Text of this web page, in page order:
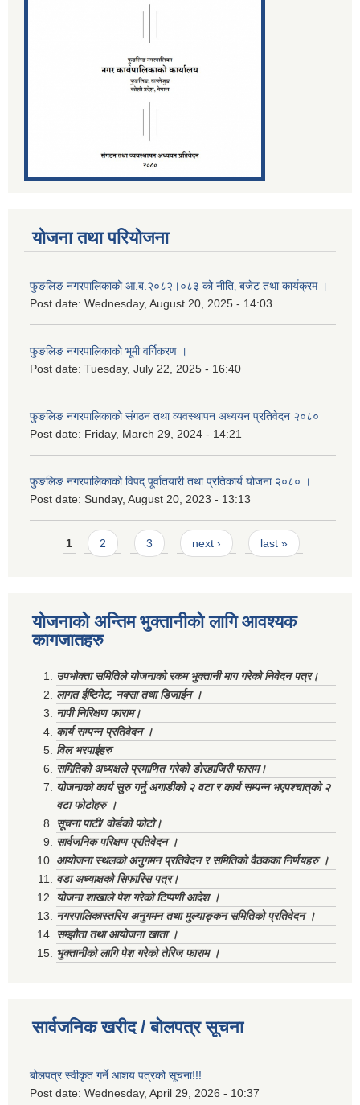
योजना तथा परियोजना
फुङलिङ नगरपालिकाको आ.ब.२०८२।०८३ को नीति‚ बजेट तथा कार्यक्रम ।
Post date: Wednesday, August 20, 2025 - 14:03
फुङलिङ नगरपालिकाको भूमी वर्गिकरण ।
Post date: Tuesday, July 22, 2025 - 16:40
फुङलिङ नगरपालिकाको संगठन तथा व्यवस्थापन अध्ययन प्रतिवेदन २०८०
Post date: Friday, March 29, 2024 - 14:21
फुङलिङ नगरपालिकाको विपद् पूर्वातयारी तथा प्रतिकार्य योजना २०८० ।
Post date: Sunday, August 20, 2023 - 13:13
Pages
1 2 3 next › last »
योजनाको अन्तिम भुक्तानीको लागि आवश्यक
कागजातहरु
उपभोक्ता समितिले योजनाको रकम भुक्तानी माग गरेको निवेदन पत्र।
लागत ईष्टिमेट, नक्सा तथा डिजाईन ।
नापी निरिक्षण फाराम।
कार्य सम्पन्न प्रतिवेदन ।
विल भरपाईहरु
समितिको अध्यक्षले प्रमाणित गरेको डोरहाजिरी फाराम।
योजनाको कार्य सुरु गर्नु अगाडीको २ वटा र कार्य सम्पन्न भएपश्चात्‌को २
वटा फोटोहरु ।
सूचना पाटी/ वोर्डको फोटो।
सार्वजनिक परिक्षण प्रतिवेदन ।
आयोजना स्थलको अनुगमन प्रतिवेदन र समितिको वैठकका निर्णयहरु ।
वडा अध्याक्षको सिफारिस पत्र।
योजना शाखाले पेश गरेको टिप्पणी आदेश ।
नगरपालिकास्तरिय अनुगमन तथा मुल्याङ्कन समितिको प्रतिवेदन ।
सम्झौता तथा आयोजना खाता ।
भुक्तानीको लागि पेश गरेको तेरिज फाराम ।
सार्वजनिक खरीद / बोलपत्र सूचना
बोलपत्र स्वीकृत गर्ने आशय पत्रको सूचना!!!
Post date: Wednesday, April 29, 2026 - 10:37